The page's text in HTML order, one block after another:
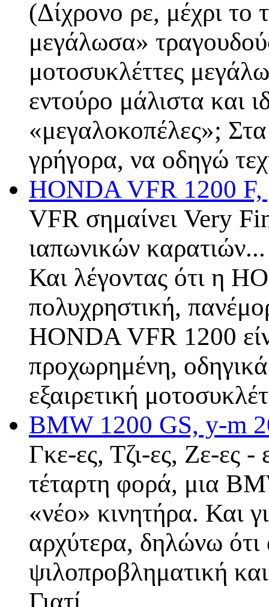
(Δίχρονο ρε, μέχρι
μεγάλωσα»
μοτοσυκλέττες
εντούρο μάλιστα και
«μεγαλοκοπέλες»;
γρήγορα, να οδηγώ
HONDA VFR 1200
VFR σημαίνει Very
ιαπωνικών
Και λέγοντας ότι η
πολυχρηστική,
HONDA VFR 1200
προχωρημένη,
εξαιρετική
BMW 1200 GS, y-m
Γκε-ες, Τζι-ες, Ζε-ες
τέταρτη φορά, μια
«νέο» κινητήρα. Και
αρχύτερα, δηλώνω ότι
ψιλοπροβληματική
Γιατί…